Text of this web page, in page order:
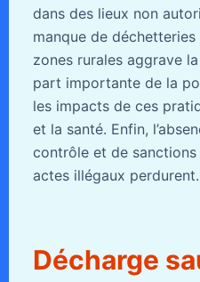
dans des lieux non
manque de
zones rurales aggrave
part importante de la
les impacts de ces
et la santé. Enfin,
contrôle et de
actes illégaux perdurent.
Décharge